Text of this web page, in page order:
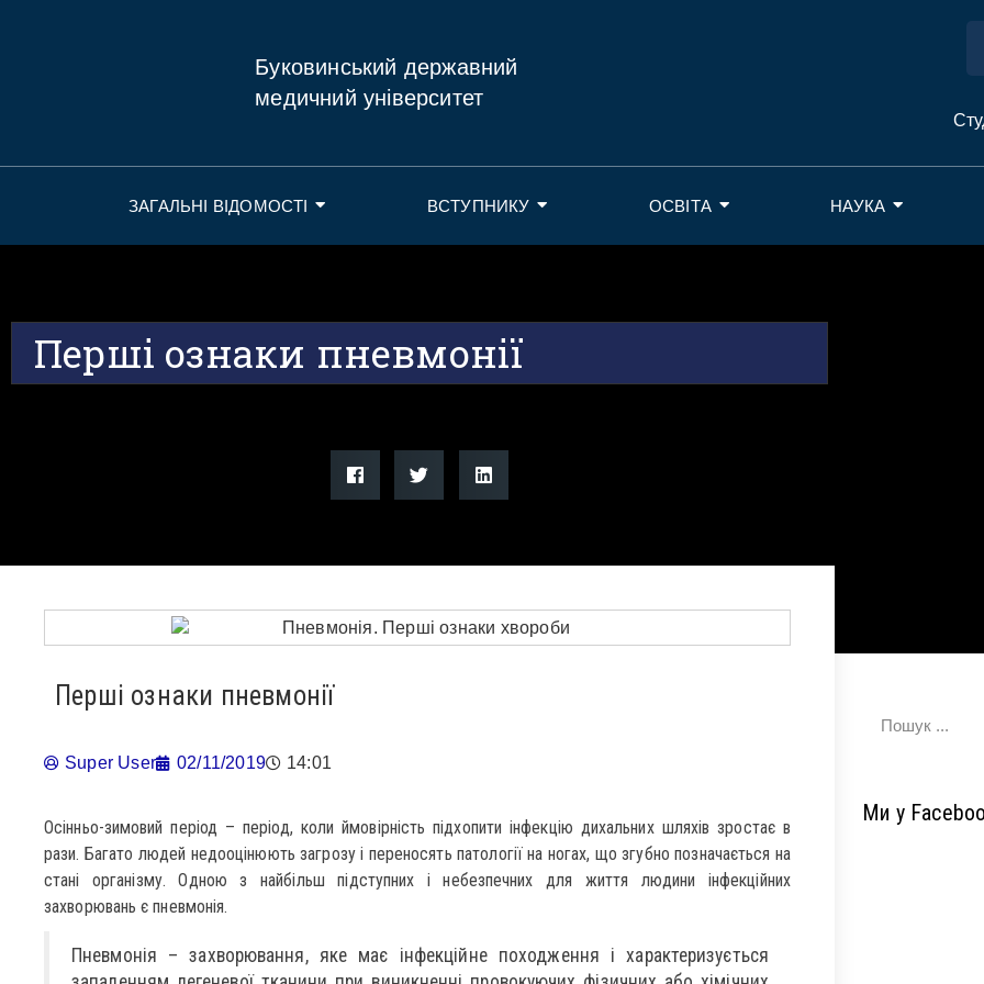
Буковинський державний
медичний університет
ЗАГАЛЬНІ ВІДОМОСТІ ВСТУПНИКУ ОСВІТА НАУКА
Перші ознаки пневмонії
Перші ознаки пневмонії
Super User 02/11/2019 14:01
Осінньо-зимовий період – період, коли ймовірність підхопити інфекцію дихальних шляхів зростає в
рази. Багато людей недооцінюють загрозу і переносять патології на ногах, що згубно позначається на
стані організму. Одною з найбільш підступних і небезпечних для життя людини інфекційних
захворювань є пневмонія.
Пневмонія – захворювання, яке має інфекційне походження і характеризується
Ми у